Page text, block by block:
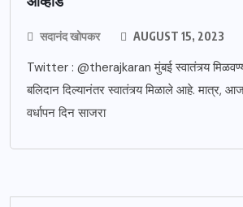
सदानंद खोपकर AUGUST 15, 2023
Twitter : @therajkaran मुंबई स्वातंत्र्य
बलिदान दिल्यानंतर स्वातंत्र्य मिळाले आहे. मात्र, आज
वर्धापन दिन साजरा